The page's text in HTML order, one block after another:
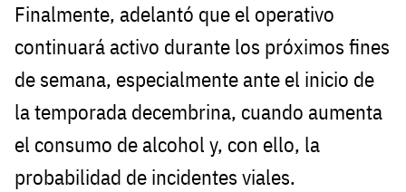
Finalmente, adelantó que el operativo
continuará activo durante los próximos fines
de semana, especialmente ante el inicio de
la temporada decembrina, cuando aumenta
el consumo de alcohol y, con ello, la
probabilidad de incidentes viales.